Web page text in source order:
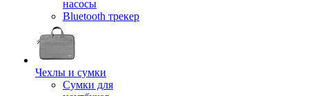
насосы
Bluetooth трекер
Чехлы и сумки
Сумки для